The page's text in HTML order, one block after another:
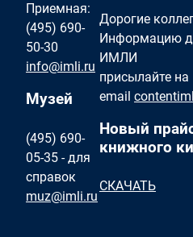
Приемная:
(495) 690-
50-30
info@imli.ru
Музей
(495) 690-
05-35 - для
справок
muz@imli.ru
Дорогие
Информацию
ИМЛИ
присылайте на
email
Новый
книжного
СКАЧАТЬ